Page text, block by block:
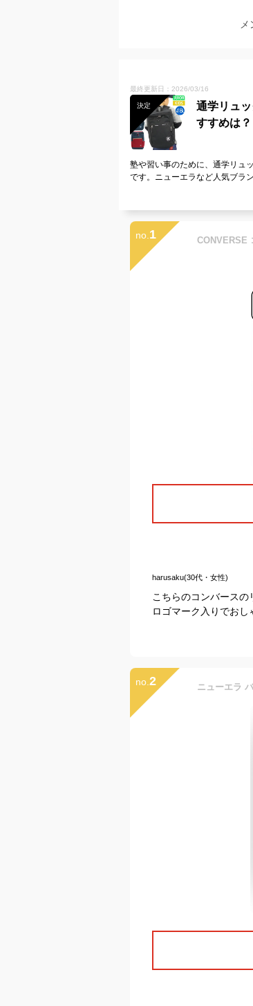
最終更新日：2026/03/16
決定
通学リュ
すすめは？
塾や習い事のために、通学リュ
です。ニューエラなど人気ブラ
no. 1
harusaku(30代・女性)
こちらのコンバース
ロゴマーク入りでおし
no. 2